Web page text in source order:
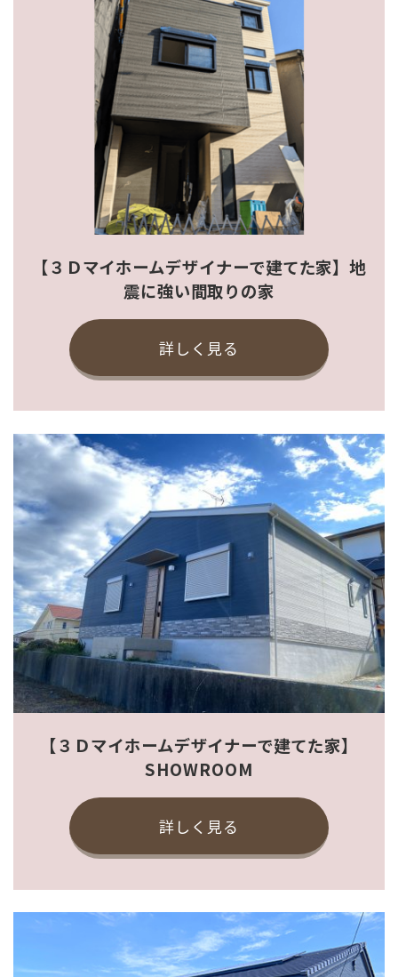
【３Ｄマイホームデザイナーで建てた家】地
震に強い間取りの家
詳しく見る
【３Ｄマイホームデザイナーで建てた家】
SHOWROOM
詳しく見る